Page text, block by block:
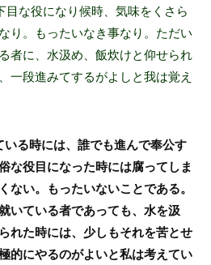
な役になり候時、気味をくさら
り。もったいなき事なり。ただい
者に、水汲め、飯炊けと仰せられ
一段進みてするがよしと我は覚え
いる時には、誰でも進んで奉公す
な役目になった時には腐ってしま
ない。もったいないことである。
いている者であっても、水を汲
れた時には、少しもそれを苦とせ
的にやるのがよいと私は考えてい